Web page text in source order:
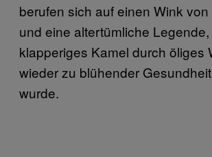
berufen sich auf einen Wink
und eine altertümliche
klapperiges Kamel durch öliges
wieder zu blühender
wurde.